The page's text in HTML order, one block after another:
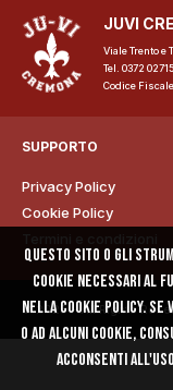
Squadra 25/26
Safe Guarding
JUVI
Viale Trento e
Tel. 0372
Codice Fiscale
SUPPORTO
Privacy Policy
Cookie Policy
© 2025 - All Rights
Questo sito o gli
cookie necessari al
nella cookie policy. Se
o ad alcuni cookie,
acconsenti